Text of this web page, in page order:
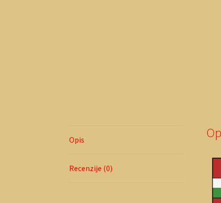
Opis
Recenzije (0)